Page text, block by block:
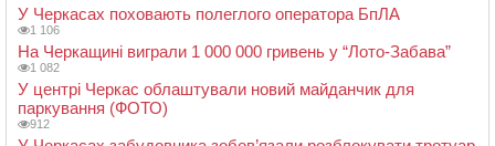
У Черкасах поховають полеглого оператора БпЛА
1 106
На Черкащині виграли 1 000 000 гривень у “Лото-Забава”
1 082
У центрі Черкас облаштували новий майданчик для
паркування (ФОТО)
912